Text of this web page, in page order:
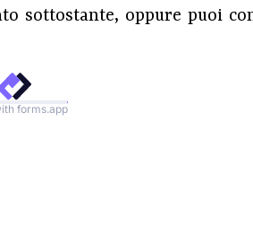
sottostante, oppure puoi